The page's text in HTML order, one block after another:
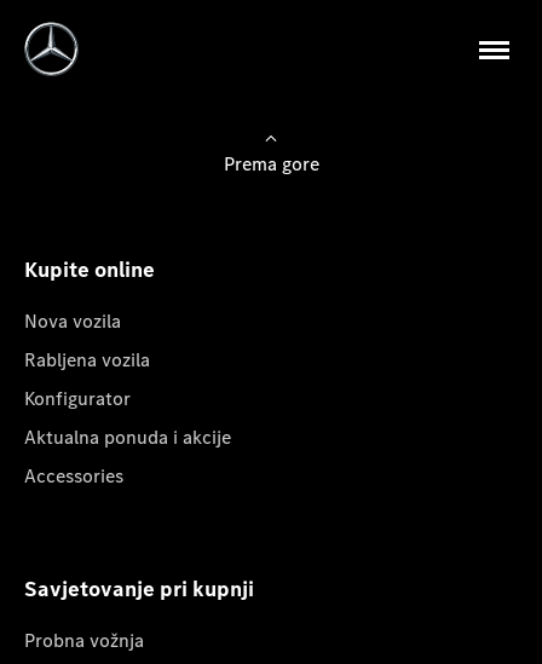
Prema gore
Kupite online
Nova vozila
Rabljena vozila
Konfigurator
Aktualna ponuda i akcije
Accessories
Savjetovanje pri kupnji
Probna vožnja